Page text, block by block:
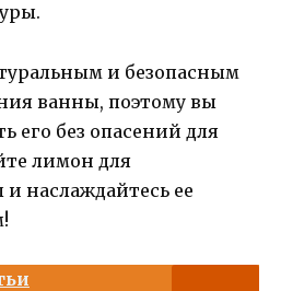
и безопасным
ванны, поэтому вы
его без опасений для
лимон для
наслаждайтесь ее